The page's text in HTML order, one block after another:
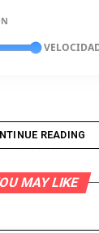
a
a usar
READING
MAY LIKE